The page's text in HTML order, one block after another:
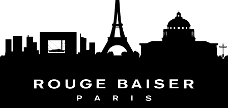
SUIVEZ LE MONDE